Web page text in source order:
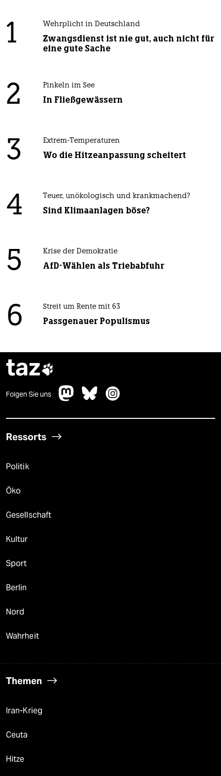
1 Wehrplicht in Deutschland
Zwangsdienst ist nie gut, auch nicht für
eine gute Sache
2 Pinkeln im See
In Fließgewässern
3 Extrem-Temperaturen
Wo die Hitzeanpassung scheitert
4 Teuer, unökologisch und krankmachend?
Sind Klimaanlagen böse?
5 Krise der Demokratie
AfD-Wählen als Triebabfuhr
6 Streit um Rente mit 63
Passgenauer Populismus
taz
Folgen Sie uns
Ressorts
Politik
Öko
Gesellschaft
Kultur
Sport
Berlin
Nord
Wahrheit
Themen
Iran-Krieg
Ceuta
Hitze